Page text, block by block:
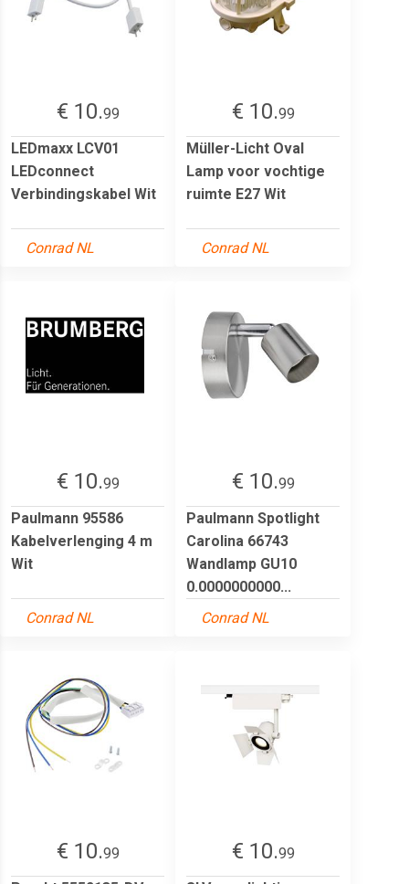
€ 10.99
LEDmaxx LCV01
LEDconnect
Verbindingskabel Wit
Conrad NL
€ 10.99
Müller-Licht Oval
Lamp voor vochtige
ruimte E27 Wit
Conrad NL
€ 10.99
Paulmann 95586
Kabelverlenging 4 m
Wit
Conrad NL
€ 10.99
Paulmann Spotlight
Carolina 66743
Wandlamp GU10
0.0000000000...
Conrad NL
€ 10.99
€ 10.99